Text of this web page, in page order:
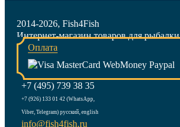
2014-2026, Fish4Fish
Интернет-магазин товаров для рыбалки
Оплата
+7 (495) 739 38 35
+7 (926) 133 01 42 (WhatsApp,
Viber, Telegram) русский, english
info@fish4fish.ru